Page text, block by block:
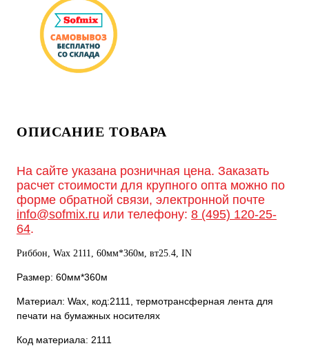
ОПИСАНИЕ ТОВАРА
На сайте указана розничная цена. Заказать
расчет стоимости для крупного опта можно по
форме обратной связи, электронной почте
info@sofmix.ru или телефону: 8 (495) 120-25-
64.
Риббон, Wax 2111, 60мм*360м, вт25.4, IN
Размер: 60мм*360м
Материал: Wax, код:2111, термотрансферная лента для
печати на бумажных носителях
Код материала: 2111